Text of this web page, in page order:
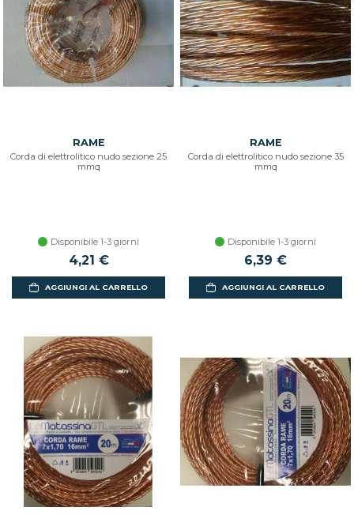
RAME
Corda di elettrolitico nudo sezione 25
mmq
Disponibile 1-3 giorni
4,21 €
AGGIUNGI AL CARRELLO
RAME
Corda di elettrolitico nudo sezione 35
mmq
Disponibile 1-3 giorni
6,39 €
AGGIUNGI AL CARRELLO